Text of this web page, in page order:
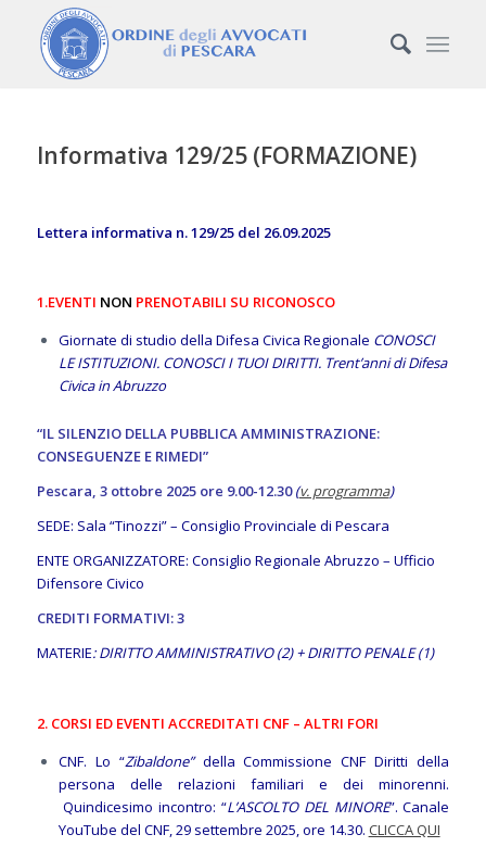
Informativa 129/25 (FORMAZIONE)
Lettera informativa n. 129/25 del 26.09.2025
1.EVENTI NON PRENOTABILI SU RICONOSCO
Giornate di studio della Difesa Civica Regionale CONOSCI
LE ISTITUZIONI. CONOSCI I TUOI DIRITTI. Trent’anni di Difesa
Civica in Abruzzo
“IL SILENZIO DELLA PUBBLICA AMMINISTRAZIONE:
CONSEGUENZE E RIMEDI”
Pescara, 3 ottobre 2025 ore 9.00-12.30 (v. programma)
SEDE: Sala “Tinozzi” – Consiglio Provinciale di Pescara
ENTE ORGANIZZATORE: Consiglio Regionale Abruzzo – Ufficio
Difensore Civico
CREDITI FORMATIVI: 3
MATERIE: DIRITTO AMMINISTRATIVO (2) + DIRITTO PENALE (1)
2. CORSI ED EVENTI ACCREDITATI CNF – ALTRI FORI
CNF. Lo “Zibaldone”della Commissione CNF Diritti della
persona delle relazioni familiari e dei minorenni.
Quindicesimo incontro: “L’ASCOLTO DEL MINORE”. Canale
YouTube del CNF, 29 settembre 2025, ore 14.30. CLICCA QUI